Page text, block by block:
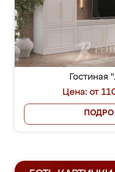
Гостиная
Цена: от